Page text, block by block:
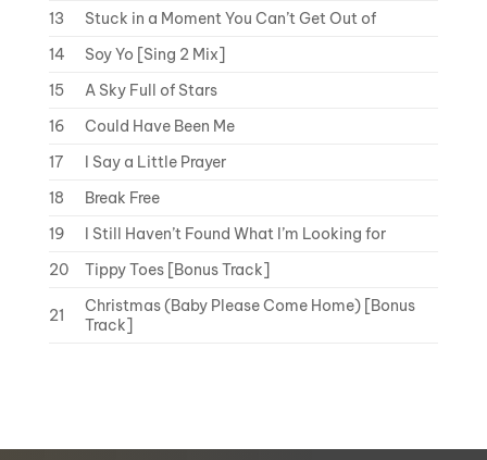
13
Stuck in a Moment You Can’t Get Out of
14
Soy Yo [Sing 2 Mix]
15
A Sky Full of Stars
16
Could Have Been Me
17
I Say a Little Prayer
18
Break Free
19
I Still Haven’t Found What I’m Looking for
20
Tippy Toes [Bonus Track]
21
Christmas (Baby Please Come Home) [Bonus
Track]